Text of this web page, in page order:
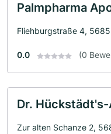
Palmpharma
Fliehburgstraße 4,
0.0 (0
Dr.
Zur alten Schanze 2,